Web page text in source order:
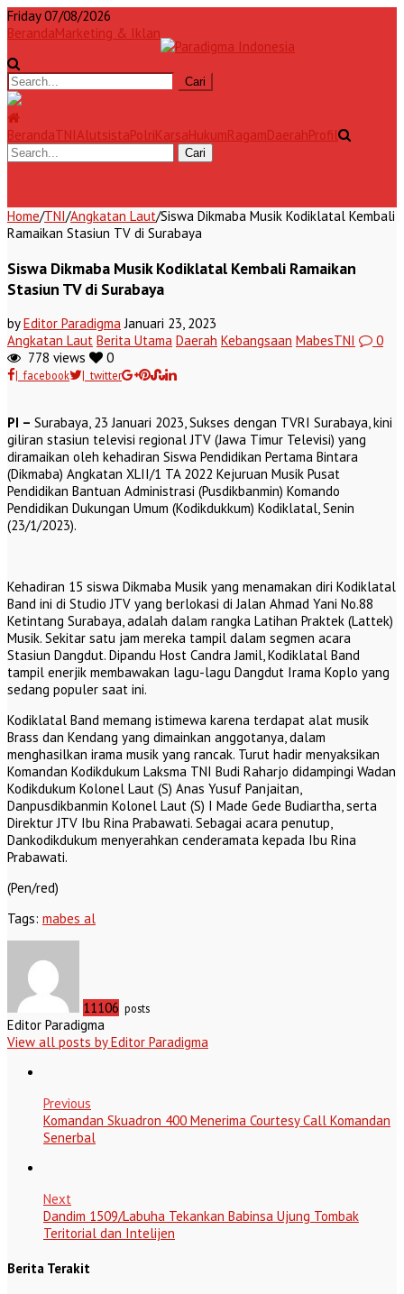
Friday 07/08/2026
BerandaMarketing & Iklan
BerandaTNIAlutsistaPolriKarsaHukumRagamDaerahProfil
Home/TNI/Angkatan Laut/Siswa Dikmaba Musik Kodiklatal Kembali
Ramaikan Stasiun TV di Surabaya
Siswa Dikmaba Musik Kodiklatal Kembali Ramaikan
Stasiun TV di Surabaya
byEditor Paradigma Januari 23, 2023
Angkatan Laut Berita Utama Daerah Kebangsaan MabesTNI
0
778 views
0
| facebook | twitter
PI – Surabaya, 23 Januari 2023, Sukses dengan TVRI Surabaya, kini
giliran stasiun televisi regional JTV (Jawa Timur Televisi) yang
diramaikan oleh kehadiran Siswa Pendidikan Pertama Bintara
(Dikmaba) Angkatan XLII/1 TA 2022 Kejuruan Musik Pusat
Pendidikan Bantuan Administrasi (Pusdikbanmin) Komando
Pendidikan Dukungan Umum (Kodikdukkum) Kodiklatal, Senin
(23/1/2023).
Kehadiran 15 siswa Dikmaba Musik yang menamakan diri Kodiklatal
Band ini di Studio JTV yang berlokasi di Jalan Ahmad Yani No.88
Ketintang Surabaya, adalah dalam rangka Latihan Praktek (Lattek)
Musik. Sekitar satu jam mereka tampil dalam segmen acara
Stasiun Dangdut. Dipandu Host Candra Jamil, Kodiklatal Band
tampil enerjik membawakan lagu-lagu Dangdut Irama Koplo yang
sedang populer saat ini.
Kodiklatal Band memang istimewa karena terdapat alat musik
Brass dan Kendang yang dimainkan anggotanya, dalam
menghasilkan irama musik yang rancak. Turut hadir menyaksikan
Komandan Kodikdukum Laksma TNI Budi Raharjo didampingi Wadan
Kodikdukum Kolonel Laut (S) Anas Yusuf Panjaitan,
Danpusdikbanmin Kolonel Laut (S) I Made Gede Budiartha, serta
Direktur JTV Ibu Rina Prabawati. Sebagai acara penutup,
Dankodikdukum menyerahkan cenderamata kepada Ibu Rina
Prabawati.
(Pen/red)
Tags: mabes al
11106 posts
Editor Paradigma
View all posts by Editor Paradigma
Previous
Komandan Skuadron 400 Menerima Courtesy Call Komandan
Senerbal
Next
Dandim 1509/Labuha Tekankan Babinsa Ujung Tombak
Teritorial dan Intelijen
Berita Terakit